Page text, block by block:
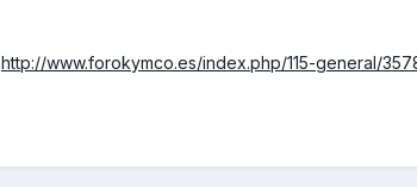
http://www.forokymco.es/index.php/115-general/